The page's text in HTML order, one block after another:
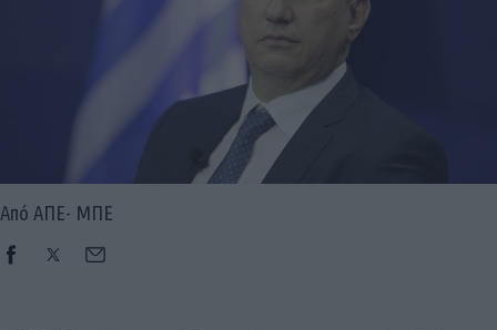
Από ΑΠΕ- ΜΠΕ